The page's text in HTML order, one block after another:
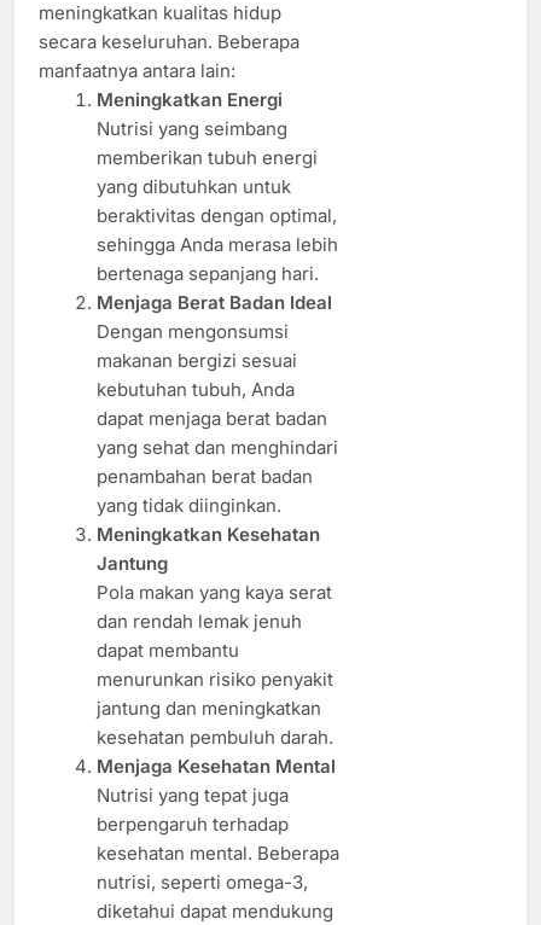
meningkatkan kualitas hidup
secara keseluruhan. Beberapa
manfaatnya antara lain:
Meningkatkan Energi
Nutrisi yang seimbang
memberikan tubuh energi
yang dibutuhkan untuk
beraktivitas dengan optimal,
sehingga Anda merasa lebih
bertenaga sepanjang hari.
Menjaga Berat Badan Ideal
Dengan mengonsumsi
makanan bergizi sesuai
kebutuhan tubuh, Anda
dapat menjaga berat badan
yang sehat dan menghindari
penambahan berat badan
yang tidak diinginkan.
Meningkatkan Kesehatan
Jantung
Pola makan yang kaya serat
dan rendah lemak jenuh
dapat membantu
menurunkan risiko penyakit
jantung dan meningkatkan
kesehatan pembuluh darah.
Menjaga Kesehatan Mental
Nutrisi yang tepat juga
berpengaruh terhadap
kesehatan mental. Beberapa
nutrisi, seperti omega-3,
diketahui dapat mendukung